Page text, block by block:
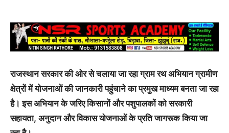
राजस्थान सरकार की ओर से चलाया जा रहा ग्राम रथ अभियान ग्रामीण
क्षेत्रों में योजनाओं की जानकारी पहुंचाने का प्रमुख माध्यम बनता जा रहा
है। इस अभियान के जरिए किसानों और पशुपालकों को सरकारी
सहायता, अनुदान और विकास योजनाओं के प्रति जागरूक किया जा